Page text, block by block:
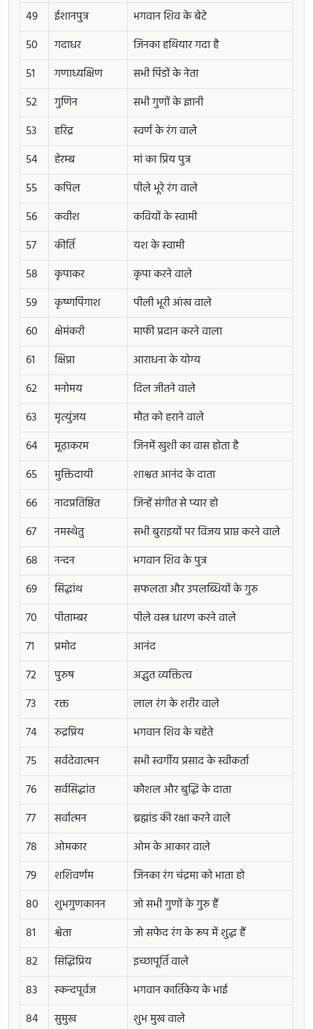
49 ईशानपुत्र
भगवान शिव के बेटे
50
गदाधर
जिनका हथियार गदा है
51
गणाध्यक्षिण
सभी पिंडों के नेता
52
गुणिन
सभी गुणों के ज्ञानी
53
हरिद्र
स्वर्ण के रंग वाले
54
हेरम्ब
मां का प्रिय पुत्र
55
कपिल
पीले भूरे रंग वाले
56
कवीश
कवियों के स्वामी
57
कीर्ति
यश के स्वामी
58
कृपाकर
कृपा करने वाले
59
कृष्णपिंगाश
पीली भूरी आंख वाले
60
क्षेमंकरी
माफी प्रदान करने वाला
61
क्षिप्रा
आराधना के योग्य
62
मनोमय
दिल जीतने वाले
63
मृत्युंजय
मौत को हराने वाले
64
मूढ़ाकरम
जिनमें खुशी का वास होता है
65
मुक्तिदायी
शाश्वत आनंद के दाता
66
नादप्रतिष्ठित
जिन्हें संगीत से प्यार हो
67
नमस्थेतु
सभी बुराइयों पर विजय प्राप्त करने वाले
68
नन्दन
भगवान शिव के पुत्र
69
सिद्धांथ
सफलता और उपलब्धियों के गुरु
70
पीताम्बर
पीले वस्त्र धारण करने वाले
71
प्रमोद
आनंद
72
पुरुष
अद्भुत व्यक्तित्व
73
रक्त
लाल रंग के शरीर वाले
74
रुद्रप्रिय
भगवान शिव के चहेते
75
सर्वदेवात्मन
सभी स्वर्गीय प्रसाद के स्वीकर्ता
76
सर्वसिद्धांत
कौशल और बुद्धि के दाता
77
सर्वात्मन
ब्रह्मांड की रक्षा करने वाले
78
ओमकार
ओम के आकार वाले
79
शशिवर्णम
जिनका रंग चंद्रमा को भाता हो
80
शुभगुणकानन
जो सभी गुणों के गुरु हैं
81
श्वेता
जो सफेद रंग के रूप में शुद्ध हैं
82
सिद्धिप्रिय
इच्छापूर्ति वाले
83
स्कन्दपूर्वज
भगवान कार्तिकेय के भाई
84
सुमुख
शुभ मुख वाले